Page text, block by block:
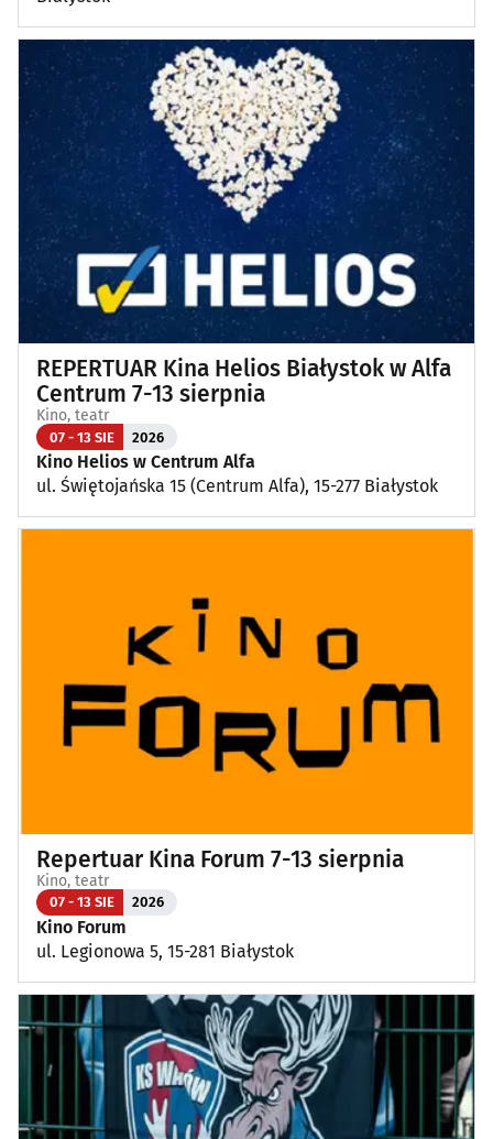
Dla dzieci(3)
Targi, konferencje(8)
Wykłady, pokazy, imprezy okolicznościowe (13)
Poza Białymstokiem (1)
REPERTUAR Kina Helios Białystok w Alfa
Centrum 7-13 sierpnia
Kino, teatr
07 - 13 SIE 2026
Kino Helios w Centrum Alfa
ul. Świętojańska 15 (Centrum Alfa), 15-277 Białystok
Repertuar Kina Forum 7-13 sierpnia
Kino, teatr
07 - 13 SIE 2026
Kino Forum
ul. Legionowa 5, 15-281 Białystok